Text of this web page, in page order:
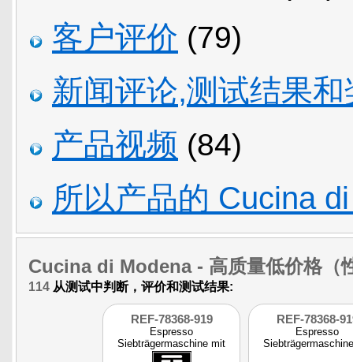
客户评价 (79)
新闻评论,测试结果和
产品视频 (84)
所以产品的 Cucina
Cucina di Modena- 高质量低价格（
114 从测试中判断，评价和测试结果:
REF-78368-919
Espresso
Siebträgermaschine mit
Milchaufschäumer u
REF-78368-
Espresso